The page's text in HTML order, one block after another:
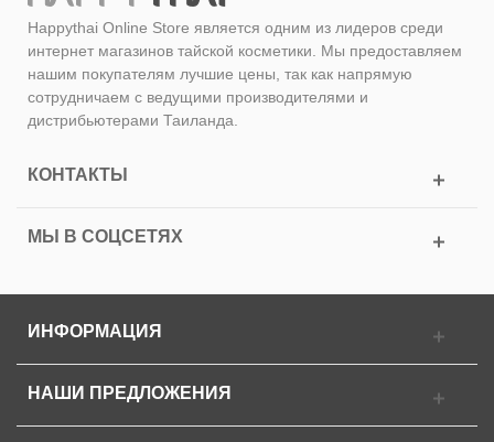
Happythai Online Store является одним из лидеров среди
интернет магазинов тайской косметики. Мы предоставляем
нашим покупателям лучшие цены, так как напрямую
сотрудничаем с ведущими производителями и
дистрибьютерами Таиланда.
КОНТАКТЫ
МЫ В СОЦСЕТЯХ
ИНФОРМАЦИЯ
НАШИ ПРЕДЛОЖЕНИЯ